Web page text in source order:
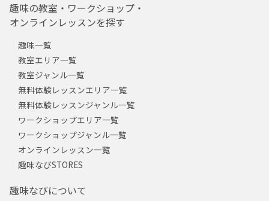
趣味の教室・ワークショップ・
オンラインレッスンを探す
趣味一覧
教室エリア一覧
教室ジャンル一覧
無料体験レッスンエリア一覧
無料体験レッスンジャンル一覧
ワークショップエリア一覧
ワークショップジャンル一覧
オンラインレッスン一覧
趣味なびSTORES
趣味なびについて